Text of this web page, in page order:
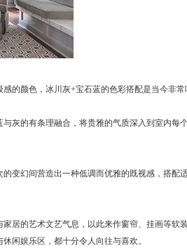
的颜色，冰川灰+宝石蓝的色彩搭配是当今非
灰的有条理融合，将贵雅的气质深入到室内每
变幻间营造出一种低调而优雅的既视感，搭配
居的艺术文艺气息，以此来作窗帘、挂画等软
闲娱乐区，都十分令人向往与喜欢。